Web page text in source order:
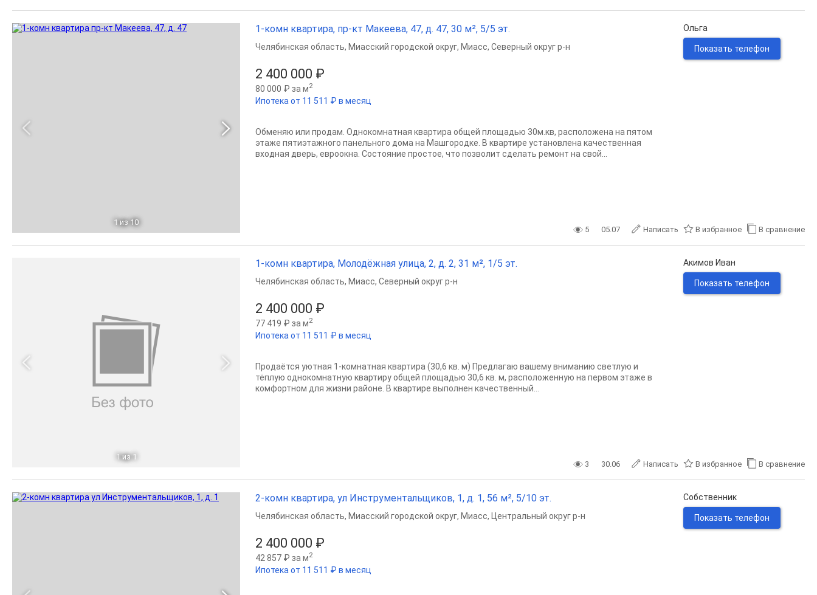
1 из 10
1-комн квартира, пр-кт Макеева, 47, д. 47, 30 м², 5/5 эт.
2 400 000 ₽
80 000 ₽ за м2
Ипотека от 11 511 ₽ в месяц
Челябинская область, Миасский городской округ, Миасс, Северный округ р-н
Обменяю или продам. Однокомнатная квартира общей площадью 30м.кв, расположена на пятом
этаже пятиэтажного панельного дома на Машгородке. В квартире установлена качественная
входная дверь, евроокна. Состояние простое, что позволит сделать ремонт на свой...
Ольга
Показать телефон
5 05.07 Написать В избранное В сравнение
1 из 1
1-комн квартира, Молодёжная улица, 2, д. 2, 31 м², 1/5 эт.
2 400 000 ₽
77 419 ₽ за м2
Ипотека от 11 511 ₽ в месяц
Челябинская область, Миасс, Северный округ р-н
Продаётся уютная 1-комнатная квартира (30,6 кв. м) Предлагаю вашему вниманию светлую и
тёплую однокомнатную квартиру общей площадью 30,6 кв. м, расположенную на первом этаже в
комфортном для жизни районе. В квартире выполнен качественный...
Акимов Иван
Показать телефон
3 30.06 Написать В избранное В сравнение
2-комн квартира, ул Инструментальщиков, 1, д. 1, 56 м², 5/10 эт.
2 400 000 ₽
42 857 ₽ за м2
Ипотека от 11 511 ₽ в месяц
Челябинская область, Миасский городской округ, Миасс, Центральный округ р-н
Собственник
Показать телефон